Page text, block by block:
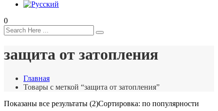
0
защита от затопления
Главная
Товары с меткой “защита от затопления”
Показаны все результаты (2)Сортировка: по популярности